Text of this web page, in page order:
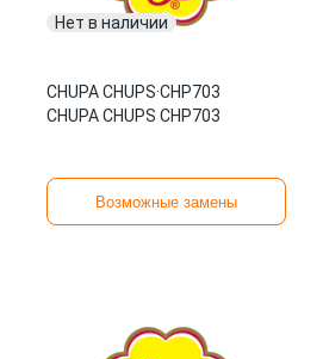
Нет в наличии
CHUPA CHUPS·CHP703
CHUPA CHUPS CHP703
Возможные замены